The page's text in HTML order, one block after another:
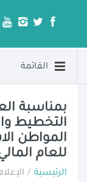
القائمة
بمناسبة
التخطيط
المواطن
للعام المالي
الرئيسية/